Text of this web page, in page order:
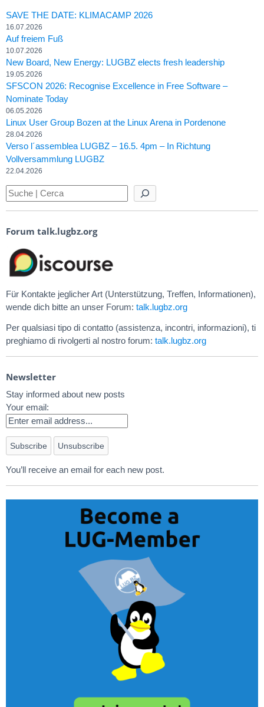
SAVE THE DATE: KLIMACAMP 2026
16.07.2026
Auf freiem Fuß
10.07.2026
New Board, New Energy: LUGBZ elects fresh leadership
19.05.2026
SFSCON 2026: Recognise Excellence in Free Software –
Nominate Today
06.05.2026
Linux User Group Bozen at the Linux Arena in Pordenone
28.04.2026
Verso l´assemblea LUGBZ – 16.5. 4pm – In Richtung
Vollversammlung LUGBZ
22.04.2026
Forum talk.lugbz.org
Für Kontakte jeglicher Art (Unterstützung, Treffen, Informationen),
wende dich bitte an unser Forum: talk.lugbz.org
Per qualsiasi tipo di contatto (assistenza, incontri, informazioni), ti
preghiamo di rivolgerti al nostro forum: talk.lugbz.org
Newsletter
Stay informed about new posts
Your email:
You’ll receive an email for each new post.